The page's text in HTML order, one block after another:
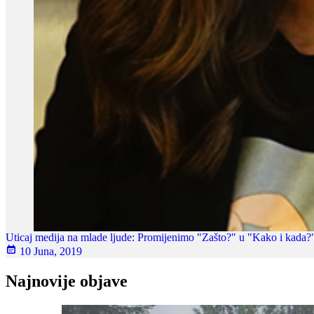
Uticaj medija na mlade ljude: Promijenimo "Zašto?" u "Kako i
10 Juna, 2019
Najnovije objave